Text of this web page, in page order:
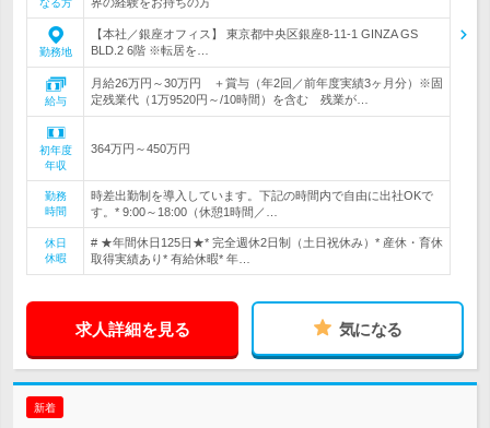
なる方
勤務地
【本社／銀座オフィス】 東京都中央区銀座8-11-1 GINZA GS
BLD.2 6階 ※転居を…
給与
月給26万円～30万円 ＋賞与（年2回／前年度実績3ヶ月分）※固
定残業代（1万9520円～/10時間）を含む 残業が…
初年度
年収
364万円～450万円
勤務
時間
時差出勤制を導入しています。下記の時間内で自由に出社OKで
す。* 9:00～18:00（休憩1時間／…
休日
休暇
# ★年間休日125日★* 完全週休2日制（土日祝休み）* 産休・育休
取得実績あり* 有給休暇* 年…
求人詳細を見る 気になる
新着